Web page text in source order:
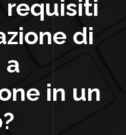
requisiti
di
a
in un